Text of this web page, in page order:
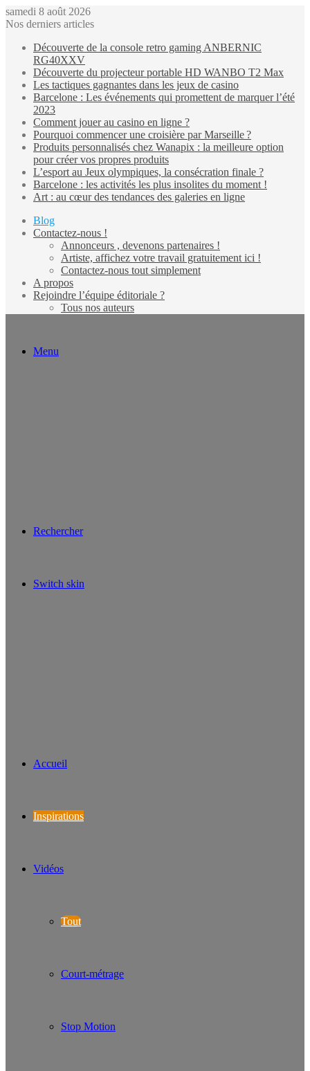
samedi 8 août 2026
Nos derniers articles
Découverte de la console retro gaming ANBERNIC
RG40XXV
Découverte du projecteur portable HD WANBO T2 Max
Les tactiques gagnantes dans les jeux de casino
Barcelone : Les événements qui promettent de marquer l’été
2023
Comment jouer au casino en ligne ?
Pourquoi commencer une croisière par Marseille ?
Produits personnalisés chez Wanapix : la meilleure option
pour créer vos propres produits
L’esport au Jeux olympiques, la consécration finale ?
Barcelone : les activités les plus insolites du moment !
Art : au cœur des tendances des galeries en ligne
Blog
Contactez-nous !
Annonceurs , devenons partenaires !
Artiste, affichez votre travail gratuitement ici !
Contactez-nous tout simplement
A propos
Rejoindre l’équipe éditoriale ?
Tous nos auteurs
Menu
Rechercher
Switch skin
Accueil
Inspirations
Vidéos
Tout
Court-métrage
Stop Motion